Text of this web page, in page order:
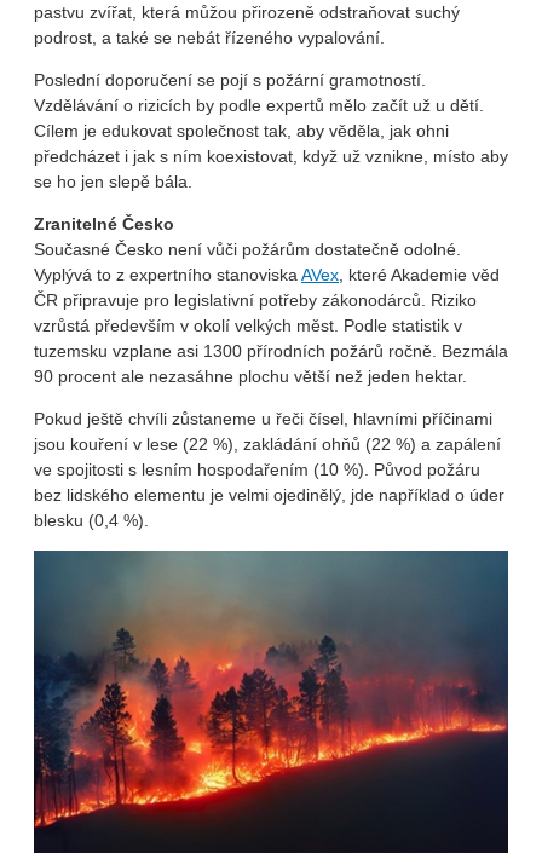
pastvu zvířat, která můžou přirozeně odstraňovat suchý
podrost, a také se nebát řízeného vypalování.
Poslední doporučení se pojí s požární gramotností.
Vzdělávání o rizicích by podle expertů mělo začít už u dětí.
Cílem je edukovat společnost tak, aby věděla, jak ohni
předcházet i jak s ním koexistovat, když už vznikne, místo aby
se ho jen slepě bála.
Zranitelné Česko
Současné Česko není vůči požárům dostatečně odolné.
Vyplývá to z expertního stanoviska AVex , které Akademie věd
ČR připravuje pro legislativní potřeby zákonodárců. Riziko
vzrůstá především v okolí velkých měst. Podle statistik v
tuzemsku vzplane asi 1300 přírodních požárů ročně. Bezmála
90 procent ale nezasáhne plochu větší než jeden hektar.
Pokud ještě chvíli zůstaneme u řeči čísel, hlavními příčinami
jsou kouření v lese (22 %), zakládání ohňů (22 %) a zapálení
ve spojitosti s lesním hospodařením (10 %). Původ požáru
bez lidského elementu je velmi ojedinělý, jde například o úder
blesku (0,4 %).